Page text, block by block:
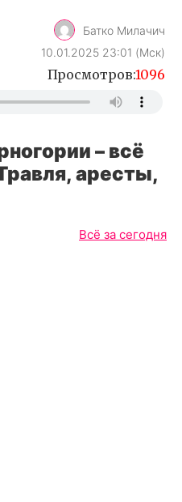
Батко Милачич
10.01.2025 23:01 (Мск)
Просмотров:1096
– всё
аресты,
Всё за сегодня